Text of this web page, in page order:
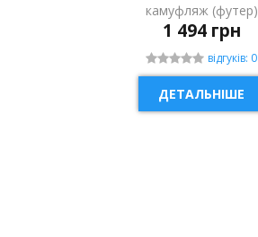
камуфляж (футер)
1 494 грн
відгуків: 0
ДЕТАЛЬНІШЕ